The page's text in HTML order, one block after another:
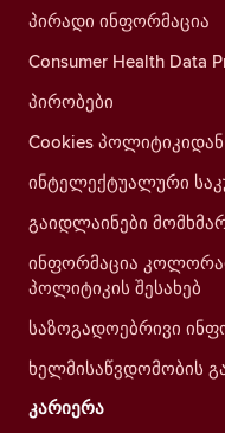
პირადი ინფორმაცია
Consumer Health Data
პირობები
Cookies პოლიტიკიდან
ინტელექტუალური
გაიდლაინები
ინფორმაცია
პოლიტიკის შესახებ
საზოგადოებრივი
ხელმისაწვდომობის
კარიერა